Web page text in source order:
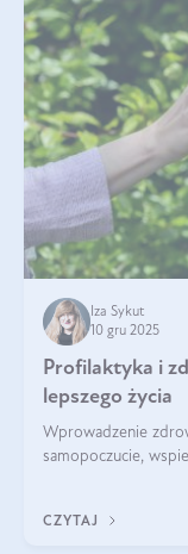
Iza Sykut
10 gru 2025
Profilaktyka i
lepszego życia
Wprowadzenie
samopoczucie,
CZYTAJ